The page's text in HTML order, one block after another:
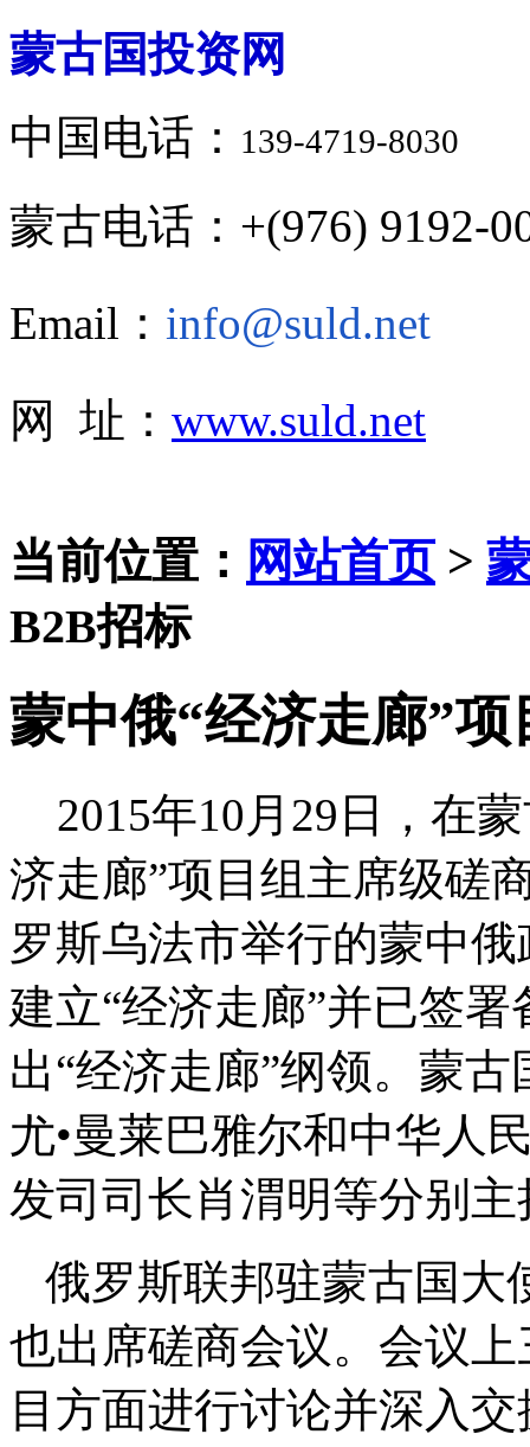
蒙古国投资网
中国电话： 139-4719-8030
蒙古电话：+(976) 9192-
Email： info@suld.net
网 址： www.suld.net
当前位置： 网站首页>
B2B招标
蒙中俄“经济走廊”
2015年10月29日，在
济走廊”项目组主席级磋
罗斯乌法市举行的蒙中
建立“经济走廊”并已签
出“经济走廊”纲领。蒙
尤•曼莱巴雅尔和中华人
发司司长肖渭明等分别
俄罗斯联邦驻蒙古国大
也出席磋商会议。会议
目方面进行讨论并深入